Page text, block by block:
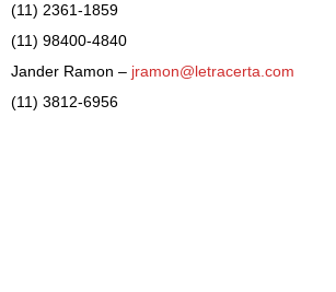
(11) 2361-1859
(11) 98400-4840
Jander Ramon – jramon@letracerta.com
(11) 3812-6956